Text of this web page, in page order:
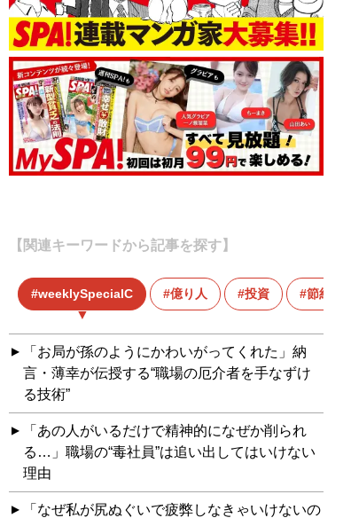
【関連キーワードから記事を探す】
weeklySpecialC 億り人 投資 節約
「お局が孫のようにかわいがってくれた」納
言・薄幸が伝授する“職場の厄介者を手なずけ
る技術”
「あの人がいるだけで精神的になぜか削られ
る…」職場の“毒社員”は追い出してはいけない
理由
「なぜ私が尻ぬぐいで疲弊しなきゃいけないの